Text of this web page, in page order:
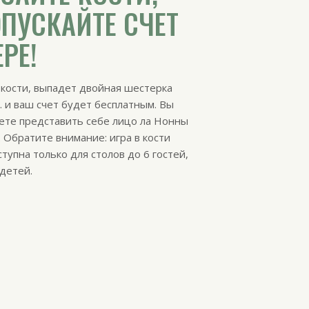
СЧЕТ
выпадет двойная шестерка
и ваш счет будет бесплатным. Вы
представить себе лицо ла Нонны
Обратите внимание: игра в кости
только для столов до 6 гостей,